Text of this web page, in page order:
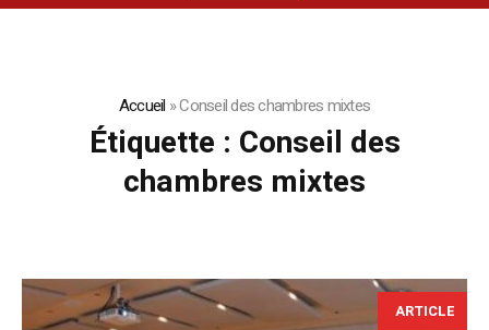
Accueil »Conseil des chambres mixtes
Étiquette : Conseil des
chambres mixtes
ARTICLE